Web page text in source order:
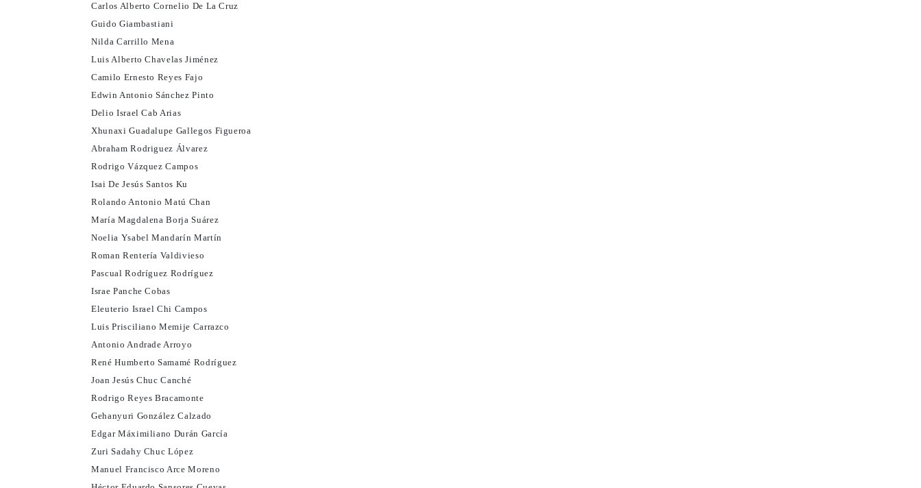
Carlos Alberto Cornelio De La Cruz
Guido Giambastiani
Nilda Carrillo Mena
Luis Alberto Chavelas Jiménez
Camilo Ernesto Reyes Fajo
Edwin Antonio Sánchez Pinto
Delio Israel Cab Arias
Xhunaxi Guadalupe Gallegos Figueroa
Abraham Rodriguez Álvarez
Rodrigo Vázquez Campos
Isai De Jesús Santos Ku
Rolando Antonio Matú Chan
María Magdalena Borja Suárez
Noelia Ysabel Mandarín Martín
Roman Rentería Valdivieso
Pascual Rodríguez Rodríguez
Israe Panche Cobas
Eleuterio Israel Chi Campos
Luis Prisciliano Memije Carrazco
Antonio Andrade Arroyo
René Humberto Samamé Rodríguez
Joan Jesús Chuc Canché
Rodrigo Reyes Bracamonte
Gehanyuri González Calzado
Edgar Máximiliano Durán García
Zuri Sadahy Chuc López
Manuel Francisco Arce Moreno